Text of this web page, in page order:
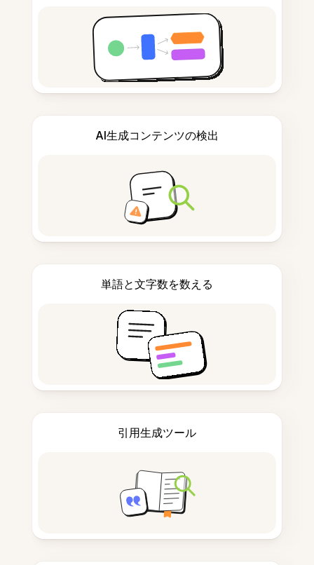
AI生成コンテンツの検出
単語と文字数を数える
引用生成ツール